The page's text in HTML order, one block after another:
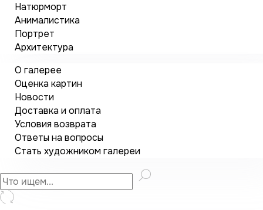
Натюрморт
Анималистика
Портрет
Архитектура
О галерее
Оценка картин
Новости
Доставка и оплата
Условия возврата
Ответы на вопросы
Стать художником галереи